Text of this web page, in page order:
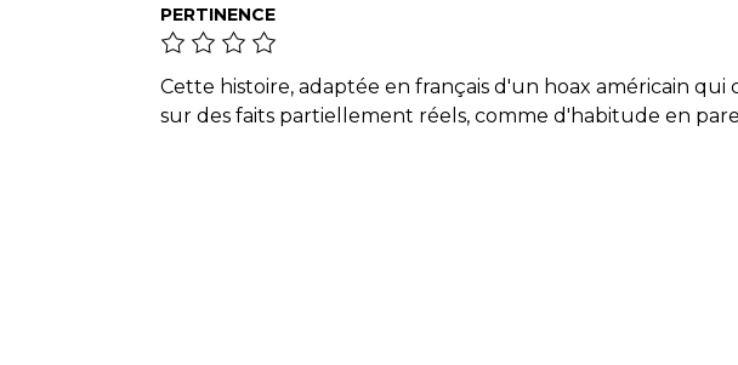
PERTINENCE
Cette histoire, adaptée en français d'un hoax américain qui
sur des faits partiellement réels, comme d'habitude en